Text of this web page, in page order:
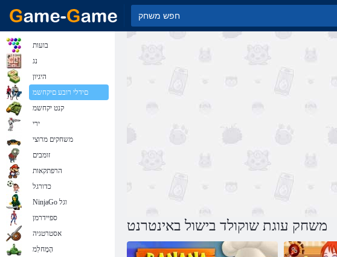
משחק עוגת שוקולד בישול באינטרנט
בועות
נג
היגיון
םידלי רובע םיקחשמ
קנט יקחשמ
ירי
משחקים מרוצי
זומבים
הרפתקאות
כדורגל
NinjaGo וגל
ספיידרמן
אסטרטגיה
הָמָחלִמ